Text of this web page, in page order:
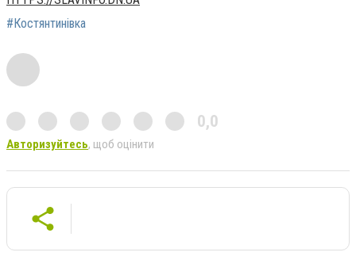
#Костянтинівка
0,0
Авторизуйтесь, щоб оцінити